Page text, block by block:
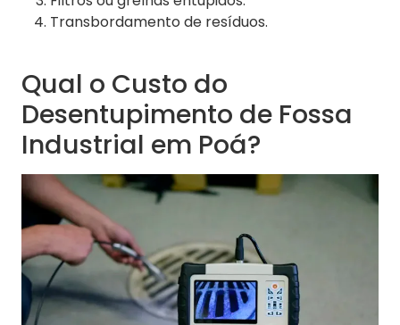
Transbordamento de resíduos.
Qual o Custo do
Desentupimento de Fossa
Industrial em Poá?